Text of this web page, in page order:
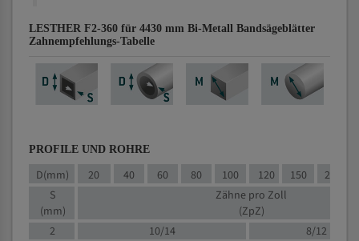
LESTHER F2-360 für 4430 mm Bi-Metall Bandsägeblätter
Zahnempfehlungs-Tabelle
PROFILE UND ROHRE
D(mm) 20 40 60 80 100 120 150 200
S
(mm)
Zähne pro Zoll
(ZpZ)
2
10/14
8/12